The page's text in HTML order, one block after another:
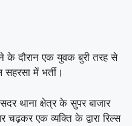
के दौरान एक युवक बुरी तरह से
में भर्ती।
थाना क्षेत्र के सुपर बाजार
चढ़कर एक व्यक्ति के द्वारा रिल्स